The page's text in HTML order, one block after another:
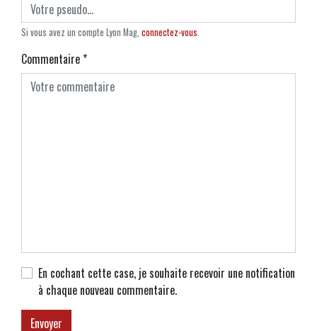
Si vous avez un compte Lyon Mag, connectez-vous.
Commentaire*
En cochant cette case, je souhaite recevoir une notification
à chaque nouveau commentaire.